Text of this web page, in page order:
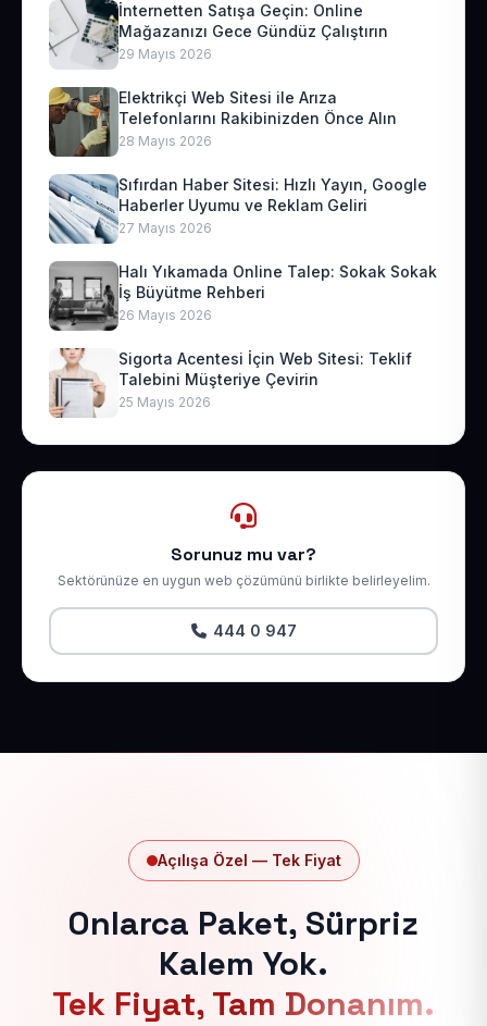
İnternetten Satışa Geçin: Online
Mağazanızı Gece Gündüz Çalıştırın
29 Mayıs 2026
Elektrikçi Web Sitesi ile Arıza
Telefonlarını Rakibinizden Önce Alın
28 Mayıs 2026
Sıfırdan Haber Sitesi: Hızlı Yayın, Google
Haberler Uyumu ve Reklam Geliri
27 Mayıs 2026
Halı Yıkamada Online Talep: Sokak Sokak
İş Büyütme Rehberi
26 Mayıs 2026
Sigorta Acentesi İçin Web Sitesi: Teklif
Talebini Müşteriye Çevirin
25 Mayıs 2026
Sorunuz mu var?
Sektörünüze en uygun web çözümünü birlikte belirleyelim.
444 0 947
Açılışa Özel — Tek Fiyat
Onlarca Paket, Sürpriz
Kalem Yok.
Tek Fiyat, Tam Donanım.